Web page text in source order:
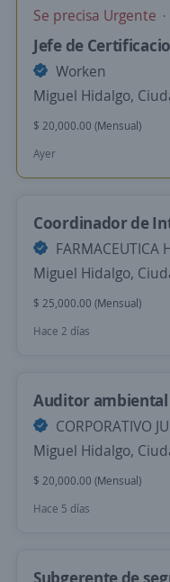
Se precisa Urgente
Jefe de
Worken
Miguel Hidalgo,
$ 20,000.00 (Mensual)
Ayer
Coordinador de
FARMACEUTICA
Miguel Hidalgo,
$ 25,000.00 (Mensual)
Hace 2 días
Auditor ambiental
CORPORATIVO
Miguel Hidalgo,
$ 20,000.00 (Mensual)
Hace 5 días
Subgerente de